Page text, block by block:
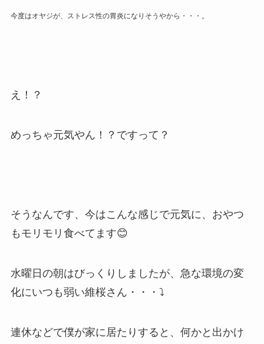
今度はオヤジが、ストレス性の胃炎になりそうやから・・・。
え！？
めっちゃ元気やん！？ですって？
そうなんです、今はこんな感じで元気に、おやつ
もモリモリ食べてます😊
水曜日の朝はびっくりしましたが、急な環境の変
化にいつも弱い維桜さん・・・⤵
連休などで僕が家に居たりすると、何かと出かけ